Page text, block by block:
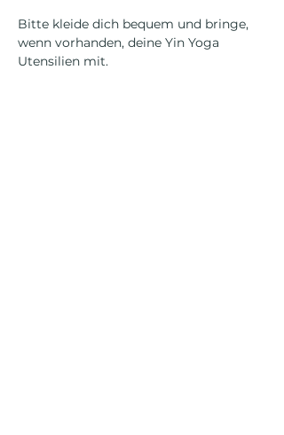
Bitte kleide dich bequem und bringe,
wenn vorhanden, deine Yin Yoga
Utensilien mit.